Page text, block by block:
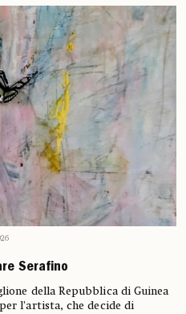
Serafino
della Repubblica di Guinea
l’artista, che decide di